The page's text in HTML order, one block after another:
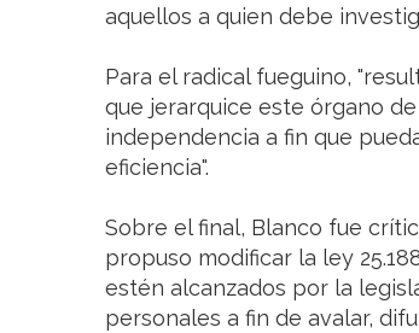
aquellos a quien debe
Para el radical fueguino,
que jerarquice este órgano
independencia a fin que
eficiencia".
Sobre el final, Blanco fue
propuso modificar la ley
estén alcanzados por la
personales a fin de avalar,